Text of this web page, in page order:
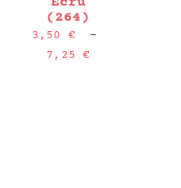
DU
(264)
3,50 €
–
7,25€